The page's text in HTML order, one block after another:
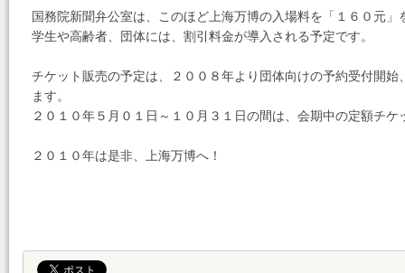
国務院新聞弁公室は、このほど上海万博の入場料を「１６０元
学生や高齢者、団体には、割引料金が導入される予定です。
チケット販売の予定は、２００８年より団体向けの予約受付開
ます。
２０１０年５月０１日～１０月３１日の間は、会期中の定額チ
２０１０年は是非、上海万博へ！